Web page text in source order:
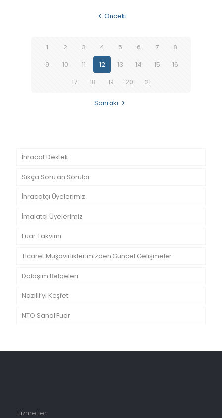
Önceki
1 2 3 4 5 6 7
8
9
10 11 12 13 14 15
16
17
18 19 20 21
Sonraki
İhracat Destek
Sıkça Sorulan Sorular
İhracatçı Üyelerimiz
İmalatçı Üyelerimiz
Fuar Takvimi
Ticaret Müşavirliklerimizden Güncel Gelişmeler
Dolaşım Belgeleri
Nazilli’yi Keşfet
NTO Sanal Fuar
Hizmetler